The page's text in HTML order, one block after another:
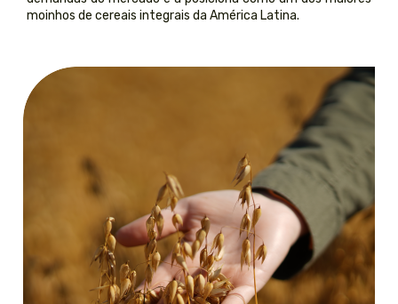
moinhos de cereais integrais da América Latina.